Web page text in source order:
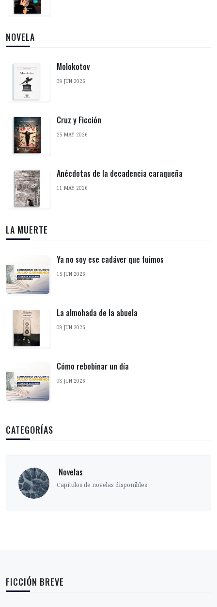
NOVELA
Molokotov
08 JUN 2026
Cruz y Ficción
25 MAY 2026
Anécdotas de la decadencia caraqueña
11 MAY 2026
LA MUERTE
Ya no soy ese cadáver que fuimos
15 JUN 2026
La almohada de la abuela
08 JUN 2026
Cómo rebobinar un día
08 JUN 2026
CATEGORÍAS
‎ Novelas
Capítulos de novelas disponibles
FICCIÓN BREVE